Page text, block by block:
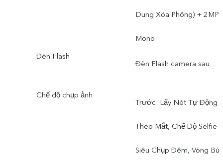
Dung Xóa Phông) + 2MP
Mono
Đèn Flash
Đèn Flash camera sau
Chế độ chụp ảnh
Trước: Lấy Nét Tự Động
Theo Mắt, Chế Độ Selfie
Siêu Chụp Đêm, Vòng Bù